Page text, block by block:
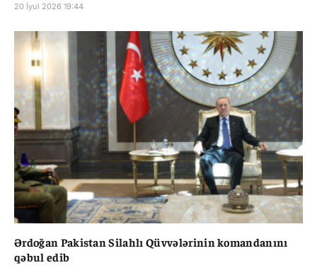
20 İyul 2026 19:44
Ərdoğan Pakistan Silahlı Qüvvələrinin komandanını
qəbul edib